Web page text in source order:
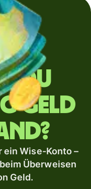
du
Geld
ein Wise-Konto –
Überweisen
Geld.